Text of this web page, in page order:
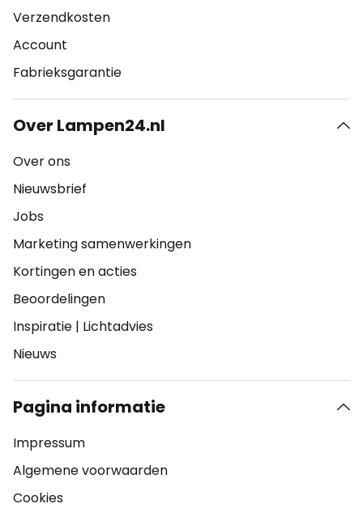
Verzendkosten
Account
Fabrieksgarantie
Over Lampen24.nl
Over ons
Nieuwsbrief
Jobs
Marketing samenwerkingen
Kortingen en acties
Beoordelingen
Inspiratie | Lichtadvies
Nieuws
Pagina informatie
Impressum
Algemene voorwaarden
Cookies